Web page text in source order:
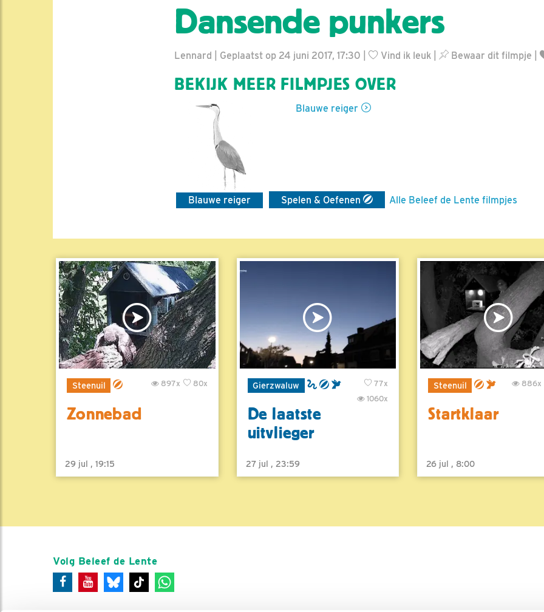
Dansende punkers
Lennard | Geplaatst op 24 juni 2017, 17:30 | Vind ik leuk Bewaar dit filmpje
BEKIJK MEER FILMPJES OVER
Blauwe reiger
Blauwe reiger Spelen & Oefenen Alle Beleef de Lente filmpjes
Steenuil 80x
897x
Zonnebad
29 jul , 19:15
Gierzwaluw
77x
1060x
De laatste
uitvlieger
27 jul , 23:59
Steenuil 886x
Startklaar
26 jul , 8:00
Volg Beleef de Lente